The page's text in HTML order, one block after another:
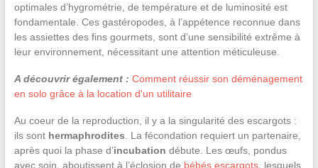
optimales d’hygrométrie, de température et de luminosité est
fondamentale. Ces gastéropodes, à l’appétence reconnue dans
les assiettes des fins gourmets, sont d’une sensibilité extrême à
leur environnement, nécessitant une attention méticuleuse.
A découvrir également : Comment réussir son déménagement
en solo grâce à la location d'un utilitaire
Au coeur de la reproduction, il y a la singularité des escargots :
ils sont hermaphrodites . La fécondation requiert un partenaire,
après quoi la phase d’incubation débute. Les œufs, pondus
avec soin, aboutissent à l’éclosion de bébés escargots, lesquels